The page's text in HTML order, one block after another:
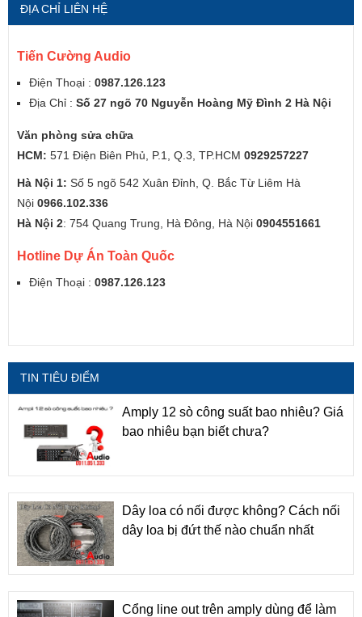
ĐỊA CHỈ LIÊN HỆ
Tiến Cường Audio
Điện Thoại : 0987.126.123
Địa Chỉ : Số 27 ngõ 70 Nguyễn Hoàng Mỹ Đình 2 Hà Nội
Văn phòng sửa chữa
HCM: 571 Điện Biên Phủ, P.1, Q.3, TP.HCM 0929257227
Hà Nội 1: Số 5 ngõ 542 Xuân Đỉnh, Q. Bắc Từ Liêm Hà
Nội 0966.102.336
Hà Nội 2: 754 Quang Trung, Hà Đông, Hà Nội 0904551661
Hotline Dự Án Toàn Quốc
Điện Thoại : 0987.126.123
TIN TIÊU ĐIỂM
Amply 12 sò công suất bao nhiêu? Giá
bao nhiêu bạn biết chưa?
Dây loa có nối được không? Cách nối
dây loa bị đứt thế nào chuẩn nhất
Cổng line out trên amply dùng để làm